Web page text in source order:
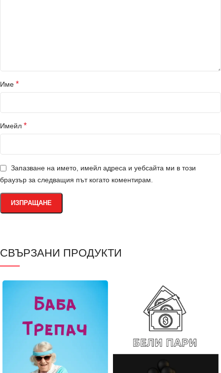
Име *
Имейл *
Запазване на името, имейл адреса и уебсайта ми в този
браузър за следващия път когато коментирам.
СВЪРЗАНИ ПРОДУКТИ